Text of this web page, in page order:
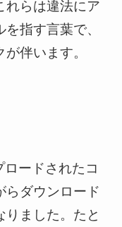
れらは違法にア
指す言葉で、
伴います。
ードされたコ
らダウンロード
ました。たと